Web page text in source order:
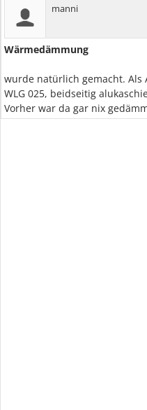
manni
Wärmedämmung
wurde natürlich gemacht. Als
WLG 025, beidseitig
Vorher war da gar nix